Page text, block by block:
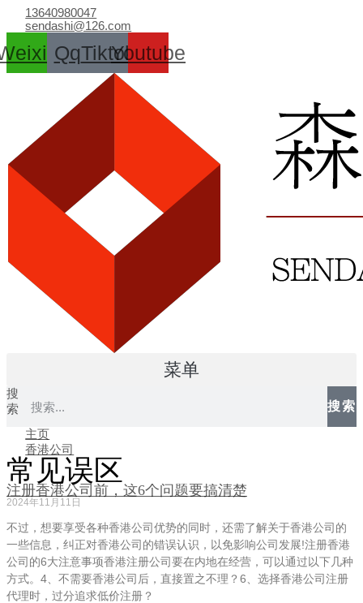
容
13640980047
sendashi@126.com
QqTiktokYoutube
菜单
搜
索
搜索
主页
香港公司
常见误区
注册香港公司前，这6个问题要搞清楚
2024年11月11日
不过，想要享受各种香港公司优势的同时，还需了解关于香港公司的
一些信息，纠正对香港公司的错误认识，以免影响公司发展!注册香港
公司的6大注意事项香港注册公司要在内地在经营，可以通过以下几种
方式。4、不需要香港公司后，直接置之不理？6、选择香港公司注册
代理时，过分追求低价注册？